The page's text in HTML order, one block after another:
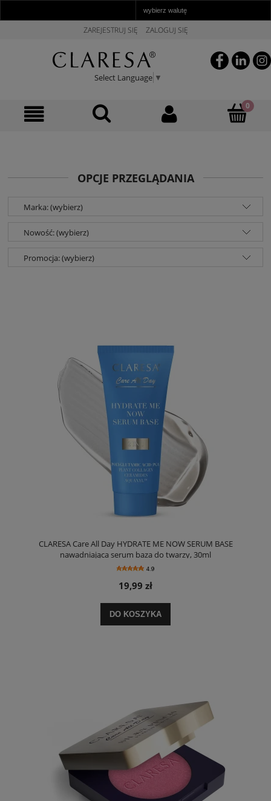
ZAREJESTRUJ SIĘ ZALOGUJ SIĘ
Select Language ▼
OPCJE PRZEGLĄDANIA
Marka: (wybierz)
Nowość: (wybierz)
Promocja: (wybierz)
CLARESA Care All Day HYDRATE ME NOW SERUM BASE
nawadniająca serum baza do twarzy, 30ml
4.9
19,99 zł
DO KOSZYKA